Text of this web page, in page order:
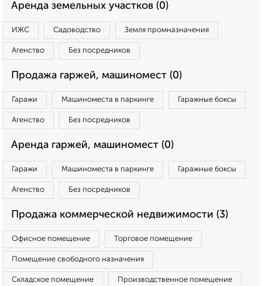
Аренда земельных участков (0)
ИЖС Садоводство Земля промназначения
Агенство Без посредников
Продажа гаржей, машиномест (0)
Гаражи Машиноместа в паркинге Гаражные боксы
Агенство Без посредников
Аренда гаржей, машиномест (0)
Гаражи Машиноместа в паркинге Гаражные боксы
Агенство Без посредников
Продажа коммерческой недвижимости (3)
Офисное помещение Торговое помещение
Помещение свободного назначения
Складское помещение Производственное помещение